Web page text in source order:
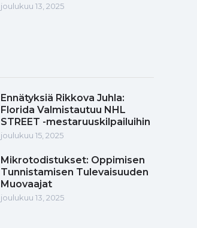
joulukuu 13, 2025
Ennätyksiä Rikkova Juhla:
Florida Valmistautuu NHL
STREET -mestaruuskilpailuihin
joulukuu 15, 2025
Mikrotodistukset: Oppimisen
Tunnistamisen Tulevaisuuden
Muovaajat
joulukuu 13, 2025